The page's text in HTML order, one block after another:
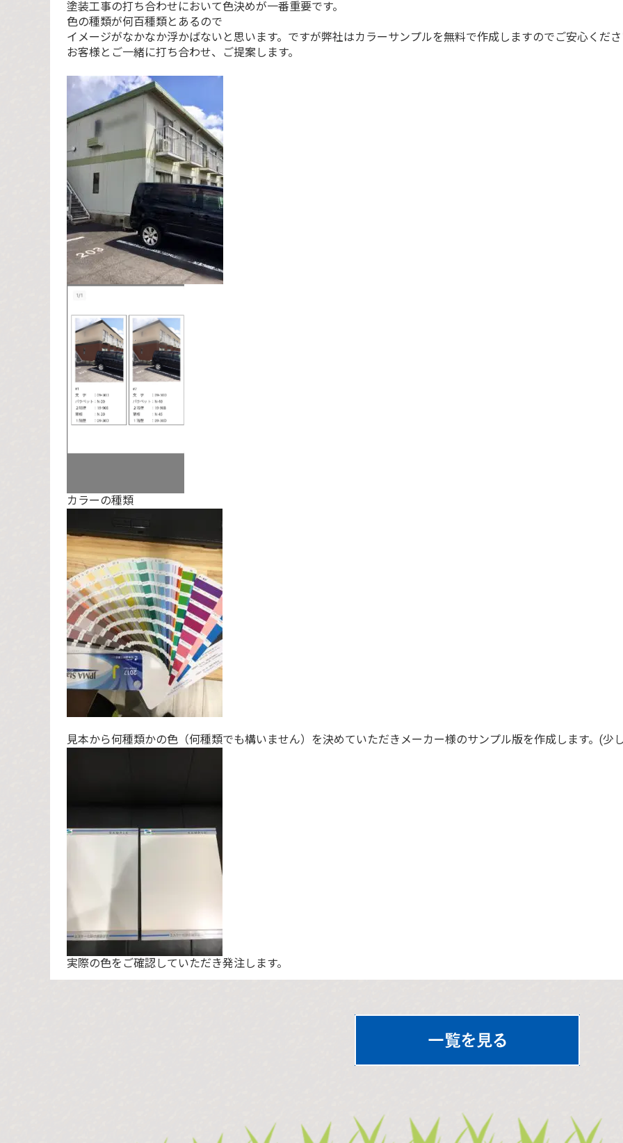
塗装工事の打ち合わせにおいて色決めが一番重要です。
色の種類が何百種類とあるので
イメージがなかなか浮かばないと思います。ですが弊社はカラーサンプルを無料で作成しますのでご安心くだ
お客様とご一緒に打ち合わせ、ご提案します。
カラーの種類
見本から何種類かの色（何種類でも構いません）を決めていただきメーカー様のサンプル版を作成します。(少
実際の色をご確認していただき発注します。